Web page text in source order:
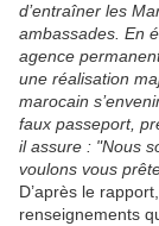
d’entraîner les
ambassades. En
agence
une réalisation
marocain
faux passeport,
il assure : "Nous
voulons vous
D’après le
renseignements